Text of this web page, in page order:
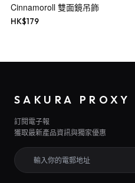
Cinnamoroll 雙面鏡吊飾
HK$179
SAKURA PROXY
訂閱電子報
獲取最新產品資訊與獨家優惠